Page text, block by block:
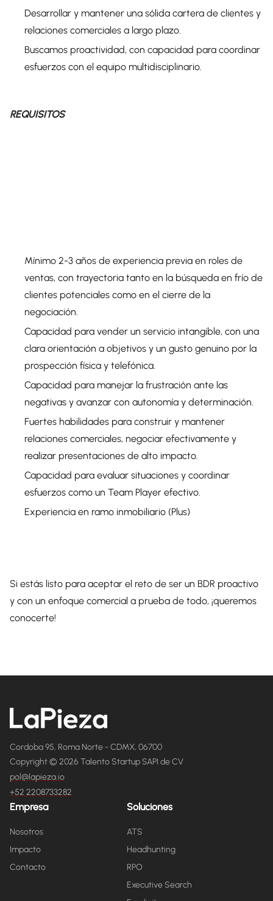
Desarrollar y mantener una sólida cartera de clientes y
relaciones comerciales a largo plazo.
Buscamos proactividad, con capacidad para coordinar
esfuerzos con el equipo multidisciplinario.
REQUISITOS
Mínimo 2-3 años de experiencia previa en roles de
ventas, con trayectoria tanto en la búsqueda en frío de
clientes potenciales como en el cierre de la
negociación.
Capacidad para vender un servicio intangible, con una
clara orientación a objetivos y un gusto genuino por la
prospección física y telefónica.
Capacidad para manejar la frustración ante las
negativas y avanzar con autonomía y determinación.
Fuertes habilidades para construir y mantener
relaciones comerciales, negociar efectivamente y
realizar presentaciones de alto impacto.
Capacidad para evaluar situaciones y coordinar
esfuerzos como un Team Player efectivo.
Experiencia en ramo inmobiliario (Plus)
Si estás listo para aceptar el reto de ser un BDR proactivo
y con un enfoque comercial a prueba de todo, ¡queremos
conocerte!
Cordoba 95, Roma Norte - CDMX, 06700
Copyright © 2026 Talento Startup SAPI de CV
pol@lapieza.io
+52 2208733282
Empresa
Nosotros
Impacto
Contacto
Soluciones
ATS
Headhunting
RPO
Executive Search